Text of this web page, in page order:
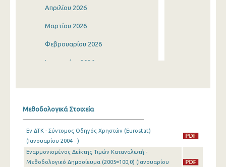
Απριλίου 2026
Μαρτίου 2026
Φεβρουαρίου 2026
Ιανουαρίου 2026
Σεπτεμβρίου 2025
Αυγούστου 2025
Μεθοδολογικά Στοιχεία
Εν.ΔΤΚ - Σύντομος Οδηγός Χρηστών (Eurostat)
(Ιανουαρίου 2004 - )
Εναρμονισμένος Δείκτης Τιμών Καταναλωτή -
Μεθοδολογικό Δημοσίευμα (2005=100,0) (Ιανουαρίου